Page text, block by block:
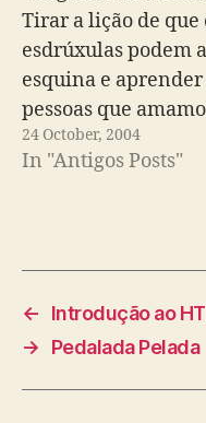
Tirar a lição de
esdrúxulas podem
esquina e
pessoas que
24 October, 2004
In "Antigos Posts"
←
Introdução ao
→
Pedalada Pelada